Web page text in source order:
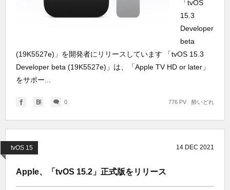
「tvOS
15.3
Developer
beta
(19K5527e)」を開発者にリリースしています 「tvOS 15.3
Developer beta (19K5527e)」は、「Apple TV HD or later」
をサポー...
0 酔いどれ
776 PV
tvOS 15 14 DEC 2021
Apple、「tvOS 15.2」正式版をリリース